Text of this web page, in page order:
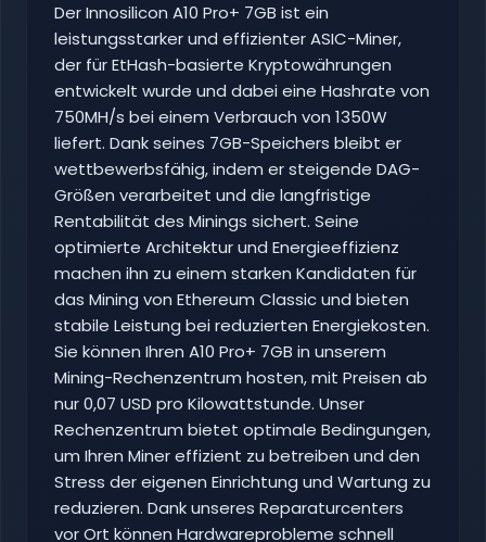
Der Innosilicon A10 Pro+ 7GB ist ein
leistungsstarker und effizienter ASIC-Miner,
der für EtHash-basierte Kryptowährungen
entwickelt wurde und dabei eine Hashrate von
750MH/s bei einem Verbrauch von 1350W
liefert. Dank seines 7GB-Speichers bleibt er
wettbewerbsfähig, indem er steigende DAG-
Größen verarbeitet und die langfristige
Rentabilität des Minings sichert. Seine
optimierte Architektur und Energieeffizienz
machen ihn zu einem starken Kandidaten für
das Mining von Ethereum Classic und bieten
stabile Leistung bei reduzierten Energiekosten.
Sie können Ihren A10 Pro+ 7GB in unserem
Mining-Rechenzentrum hosten, mit Preisen ab
nur 0,07 USD pro Kilowattstunde. Unser
Rechenzentrum bietet optimale Bedingungen,
um Ihren Miner effizient zu betreiben und den
Stress der eigenen Einrichtung und Wartung zu
reduzieren. Dank unseres Reparaturcenters
vor Ort können Hardwareprobleme schnell